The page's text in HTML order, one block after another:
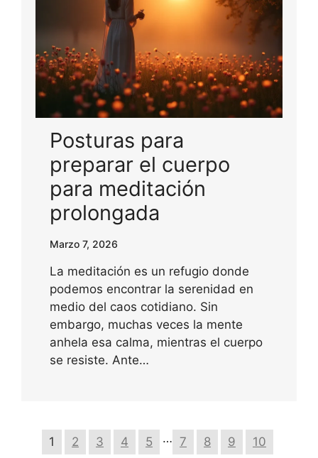
Posturas para
preparar el cuerpo
para meditación
prolongada
Marzo 7, 2026
La meditación es un refugio donde
podemos encontrar la serenidad en
medio del caos cotidiano. Sin
embargo, muchas veces la mente
anhela esa calma, mientras el cuerpo
se resiste. Ante…
1 2 3 4 5 … 7 8 9
10